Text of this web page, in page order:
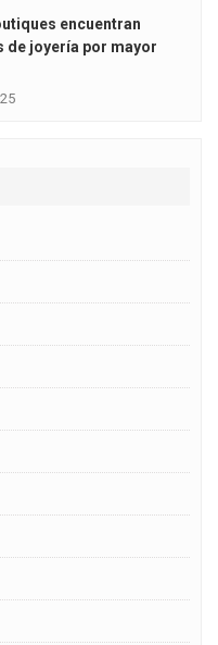
encuentran
de joyería por mayor